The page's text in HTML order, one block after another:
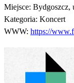
Miejsce: Bydgoszcz,
Kategoria: Koncert
WWW: https://